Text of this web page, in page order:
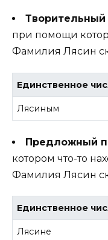
при помощи
Фамилия Лясин
Единственное
Лясиным
Предложный
котором что-то
Фамилия Лясин
Единственное
Лясине